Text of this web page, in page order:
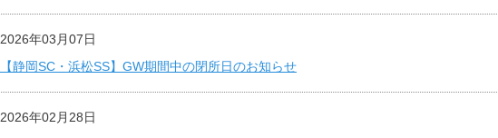
2026年03月07日
【静岡SC・浜松SS】GW期間中の閉所日のお知らせ
2026年02月28日